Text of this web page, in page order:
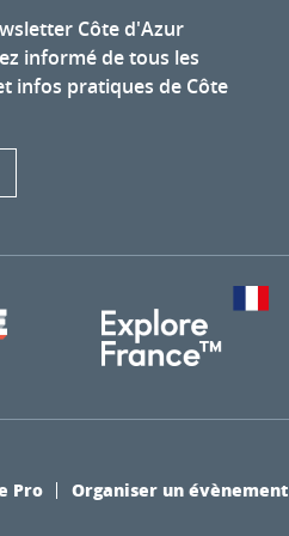
Côte d'Azur
informé de tous les
infos pratiques de Côte
Pro
Organiser un évènement